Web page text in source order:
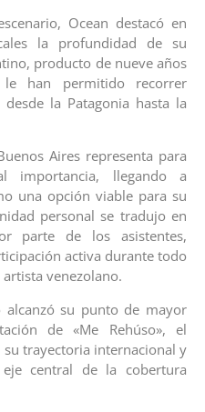
Ocean destacó en
la profundidad de su
producto de nueve años
han permitido recorrer
la Patagonia hasta la
Aires representa para
importancia, llegando a
una opción viable para su
personal se tradujo en
parte de los asistentes,
activa durante todo
venezolano.
alcanzó su punto de mayor
de «Me Rehúso», el
trayectoria internacional y
central de la cobertura